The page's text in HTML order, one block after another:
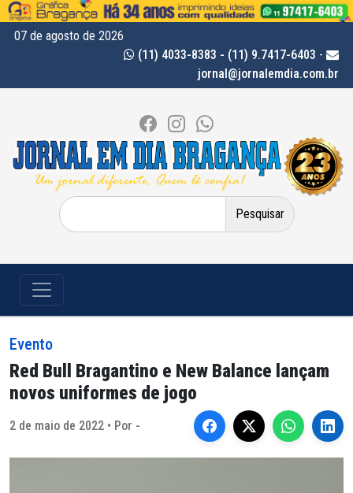
07 de agosto de 2026
(11) 4033-8383 - (11) 9.7417-6403 -
jornal@jornalemdia.com.br
Pesquisar
por:
Evento
Red Bull Bragantino e New Balance lançam
novos uniformes de jogo
2 de maio de 2022 • Por -